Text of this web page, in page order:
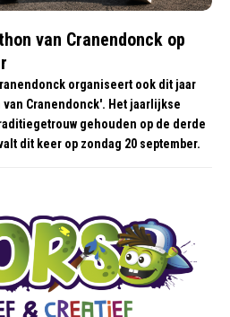
van Cranendonck op
organiseert ook dit jaar
van Cranendonck'. Het jaarlijkse
gehouden op de derde
dit keer op zondag 20 september.